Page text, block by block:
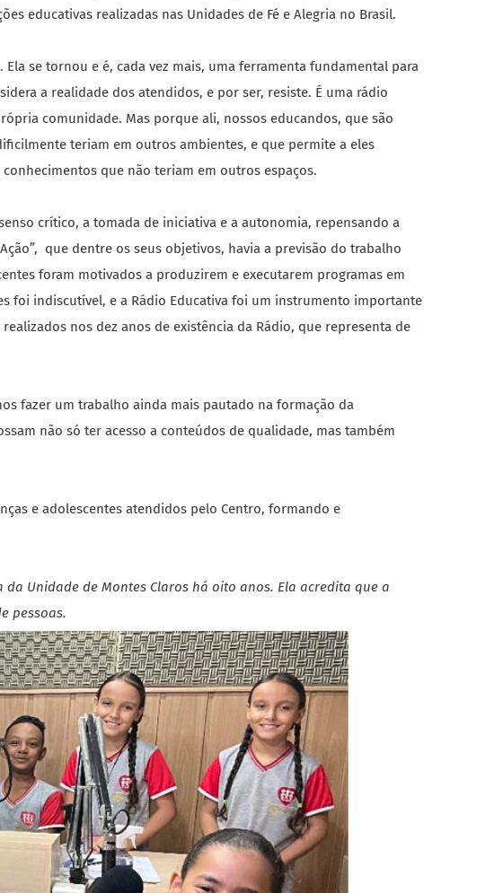
educativas realizadas nas Unidades de Fé e Alegria no Brasil.
se tornou e é, cada vez mais, uma ferramenta fundamental para
a realidade dos atendidos, e por ser, resiste. É uma rádio
comunidade. Mas porque ali, nossos educandos, que são
teriam em outros ambientes, e que permite a eles
que não teriam em outros espaços.
crítico, a tomada de iniciativa e a autonomia, repensando a
que dentre os seus objetivos, havia a previsão do trabalho
foram motivados a produzirem e executarem programas em
foi indiscutível, e a Rádio Educativa foi um instrumento importante
nos dez anos de existência da Rádio, que representa de
fazer um trabalho ainda mais pautado na formação da
não só ter acesso a conteúdos de qualidade, mas também
e adolescentes atendidos pelo Centro, formando e
Unidade de Montes Claros há oito anos. Ela acredita que a
pessoas.